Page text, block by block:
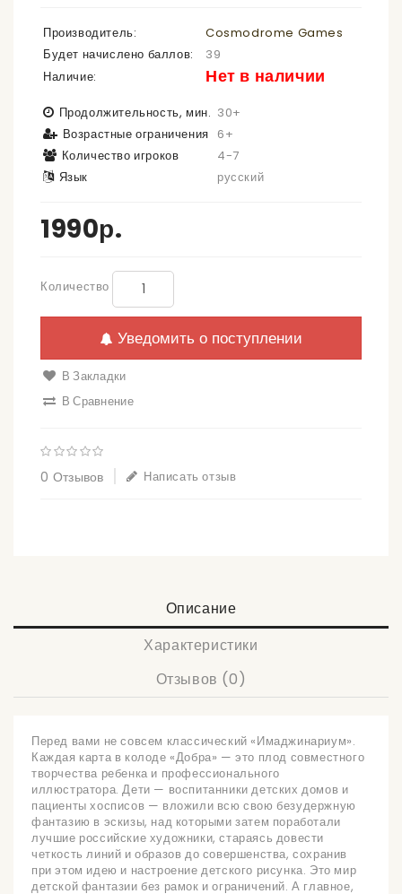
Производитель:
Cosmodrome Games
Будет начислено баллов:
39
Наличие:
Нет в наличии
Продолжительность, мин. 30+
Возрастные ограничения 6+
Количество игроков
4-7
Язык
русский
1990р.
Количество
Уведомить о поступлении
В Закладки
В Сравнение
0 Отзывов Написать отзыв
Описание
Характеристики
Отзывов (0)
Перед вами не совсем классический «Имаджинариум».
Каждая карта в колоде «Добра» — это плод совместного
творчества ребенка и профессионального
иллюстратора. Дети — воспитанники детских домов и
пациенты хосписов — вложили всю свою безудержную
фантазию в эскизы, над которыми затем поработали
лучшие российские художники, стараясь довести
четкость линий и образов до совершенства, сохранив
при этом идею и настроение детского рисунка. Это мир
детской фантазии без рамок и ограничений. А главное,